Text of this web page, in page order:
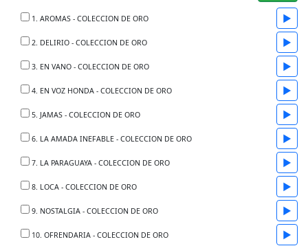
1. AROMAS - COLECCION DE ORO ▶
2. DELIRIO - COLECCION DE ORO ▶
3. EN VANO - COLECCION DE ORO ▶
4. EN VOZ HONDA - COLECCION DE ORO ▶
5. JAMAS - COLECCION DE ORO ▶
6. LA AMADA INEFABLE - COLECCION DE ORO ▶
7. LA PARAGUAYA - COLECCION DE ORO ▶
8. LOCA - COLECCION DE ORO ▶
9. NOSTALGIA - COLECCION DE ORO ▶
10. OFRENDARIA - COLECCION DE ORO ▶